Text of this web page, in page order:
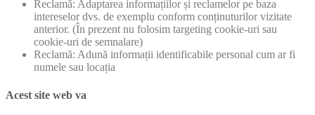
Reclamă: Adaptarea informațiilor și reclamelor pe baza
intereselor dvs. de exemplu conform conținuturilor vizitate
anterior. (În prezent nu folosim targeting cookie-uri sau
cookie-uri de semnalare)
Reclamă: Adună informații identificabile personal cum ar fi
numele sau locația
Acest site web va